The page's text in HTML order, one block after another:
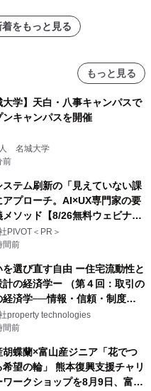
をもっと見る
もっと見る
大学】天白・八事キャンパスで
ンキャンパスを開催
名城大学
前
ステム刷新の「見えていない課
アプローチ。AI×UX専門家の要
メソッド【8/26無料ウェビナ
会社PIVOT
PIVOT＜PR＞
間前
を選び直す自由 ー住宅流動性と
計の経済学ー （第４回：取引の
経済学──情報・信頼・制度を
はどう組み替えるか）｜
Lab
property technologies
間前
胡蝶蘭×富山産ジニア「花でつ
希望の輪」 熊本復興支援チャリ
ワークショップを8月9日、富